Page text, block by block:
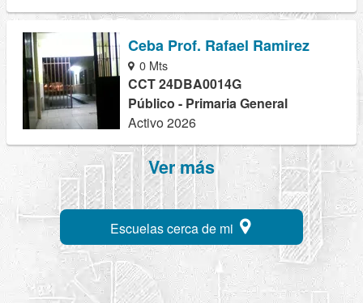
Ceba Prof. Rafael Ramirez
0 Mts
CCT 24DBA0014G
Público - Primaria General
Activo 2026
Ver más
Escuelas cerca de mi